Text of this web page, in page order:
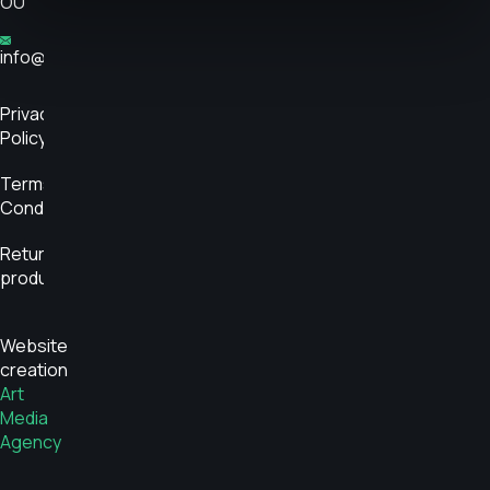
info@glükoosimonitor.ee
Privacy
Policy
Terms and
Conditions
Return
product
Website
creation
Art
Media
Agency